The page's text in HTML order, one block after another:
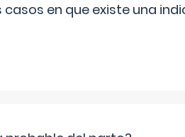
en que existe una